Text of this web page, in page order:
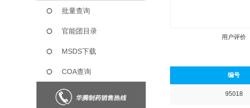
批量查询
官能团目录
MSDS下载
COA查询
用户评价
编号
95018